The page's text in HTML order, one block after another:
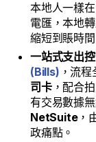
本地人一樣
電匯，本地
縮短到賬時
一站式支出控
(Bills) ，流
司卡，配合
有交易數據
NetSuite，
政痛點。